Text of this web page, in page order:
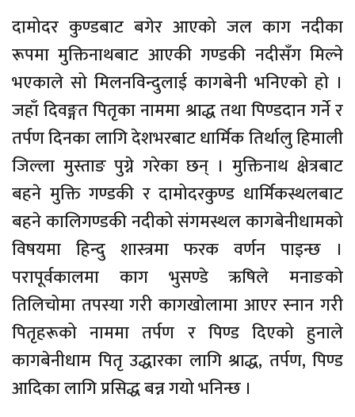
दामोदर कुण्डबाट बगेर आएको जल काग नदीका
रूपमा मुक्तिनाथबाट आएकी गण्डकी नदीसँग मिल्ने
भएकाले सो मिलनविन्दुलाई कागबेनी भनिएको हो ।
जहाँ दिवङ्गत पितृका नाममा श्राद्ध तथा पिण्डदान गर्ने र
तर्पण दिनका लागि देशभरबाट धार्मिक तिर्थालु हिमाली
जिल्ला मुस्ताङ पुग्ने गरेका छन् । मुक्तिनाथ क्षेत्रबाट
बहने मुक्ति गण्डकी र दामोदरकुण्ड धार्मिकस्थलबाट
बहने कालिगण्डकी नदीको संगमस्थल कागबेनीधामको
विषयमा हिन्दु शास्त्रमा फरक वर्णन पाइन्छ ।
परापूर्वकालमा काग भुसण्डे ऋषिले मनाङको
तिलिचोमा तपस्या गरी कागखोलामा आएर स्नान गरी
पितृहरूको नाममा तर्पण र पिण्ड दिएको हुनाले
कागबेनीधाम पितृ उद्धारका लागि श्राद्ध, तर्पण, पिण्ड
आदिका लागि प्रसिद्ध बन्न गयो भनिन्छ ।